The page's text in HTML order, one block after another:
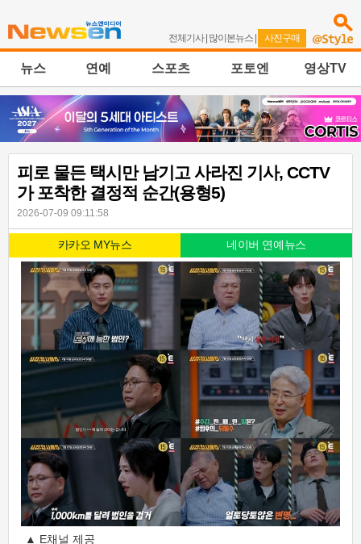
전체기사| 많이본뉴스 | 사진구매
뉴스 연예 스포츠 포토엔 영상TV
피로 물든 택시만 남기고 사라진 기사, CCTV
가 포착한 결정적 순간(용형5)
2026-07-09 09:11:58
카카오 MY뉴스 네이버 연예뉴스
▲ E채널 제공